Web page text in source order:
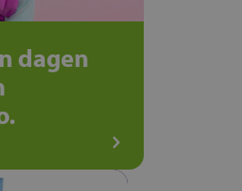
dagen